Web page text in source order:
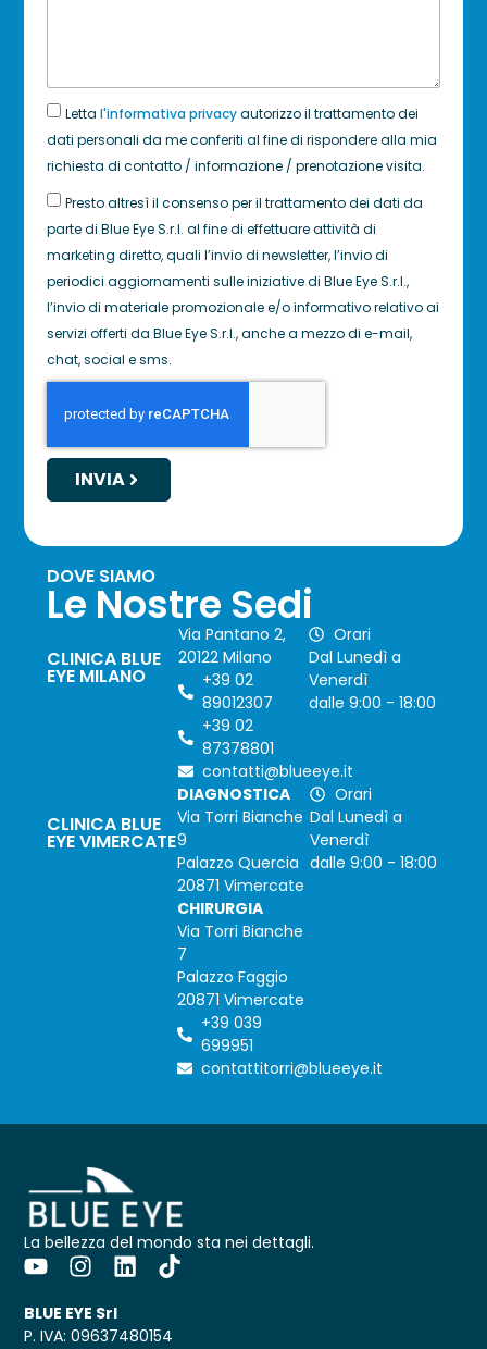
Letta l'informativa privacyautorizzo il trattamento dei
dati personali da me conferiti al fine di rispondere alla mia
richiesta di contatto / informazione / prenotazione visita.
Presto altresì il consenso per il trattamento dei dati da
parte di Blue Eye S.r.l. al fine di effettuare attività di
marketing diretto, quali l’invio di newsletter, l’invio di
periodici aggiornamenti sulle iniziative di Blue Eye S.r.l.,
l’invio di materiale promozionale e/o informativo relativo ai
servizi offerti da Blue Eye S.r.l., anche a mezzo di e-mail,
chat, social e sms.
INVIA
DOVE SIAMO
Le Nostre Sedi
CLINICA BLUE
EYE MILANO
Via Pantano 2,
20122 Milano
+39 02
89012307
+39 02
87378801
contatti@blueeye.it
Orari
Dal Lunedì a
Venerdì
dalle 9:00 - 18:00
CLINICA BLUE
EYE VIMERCATE
DIAGNOSTICA
Via Torri Bianche
9
Palazzo Quercia
20871 Vimercate
CHIRURGIA
Via Torri Bianche
7
Palazzo Faggio
20871 Vimercate
+39 039
699951
contattitorri@blueeye.it
Orari
Dal Lunedì a
Venerdì
dalle 9:00 - 18:00
La bellezza del mondo sta nei dettagli.
BLUE EYE Srl
P. IVA: 09637480154